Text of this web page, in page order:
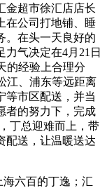
金超市徐汇店店长
在公司打地铺、睡
。在头一天良好的
力气决定在4月 21 日
的经验上合理分
江、浦东等远距离
等市区配送，并当
者的努力下，完成
丁总迎难而上，带
配送，让温暖送达
六百的丁逸；汇